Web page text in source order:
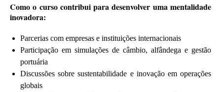
Como o curso contribui para desenvolver uma mentalidade
inovadora:
Parcerias com empresas e instituições internacionais
Participação em simulações de câmbio, alfândega e gestão
portuária
Discussões sobre sustentabilidade e inovação em operações
globais